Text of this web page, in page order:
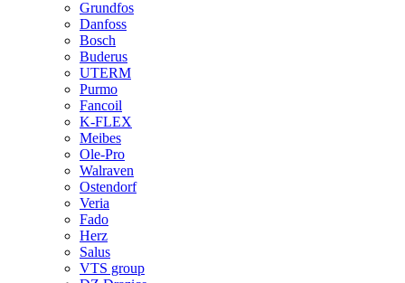
Grundfos
Danfoss
Bosch
Buderus
UTERM
Purmo
Fancoil
K-FLEX
Meibes
Ole-Pro
Walraven
Ostendorf
Veria
Fado
Herz
Salus
VTS group